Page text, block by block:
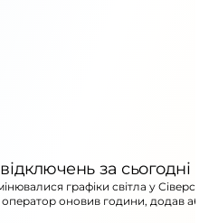
за сьогодні
графіки світла у
оператор оновив години, додав